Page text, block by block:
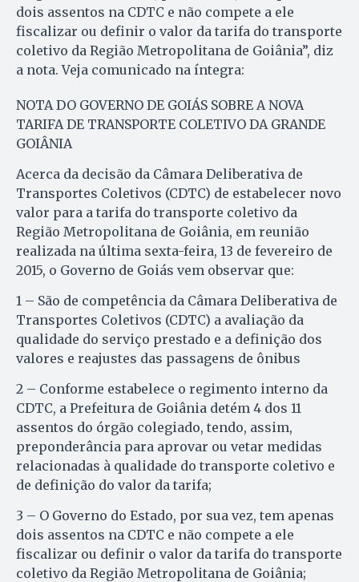
dois assentos na CDTC e não compete a ele
fiscalizar ou definir o valor da tarifa do transporte
coletivo da Região Metropolitana de Goiânia”, diz
a nota. Veja comunicado na íntegra:
NOTA DO GOVERNO DE GOIÁS SOBRE A NOVA
TARIFA DE TRANSPORTE COLETIVO DA GRANDE
GOIÂNIA
Acerca da decisão da Câmara Deliberativa de
Transportes Coletivos (CDTC) de estabelecer novo
valor para a tarifa do transporte coletivo da
Região Metropolitana de Goiânia, em reunião
realizada na última sexta-feira, 13 de fevereiro de
2015, o Governo de Goiás vem observar que:
1 – São de competência da Câmara Deliberativa de
Transportes Coletivos (CDTC) a avaliação da
qualidade do serviço prestado e a definição dos
valores e reajustes das passagens de ônibus
2 – Conforme estabelece o regimento interno da
CDTC, a Prefeitura de Goiânia detém 4 dos 11
assentos do órgão colegiado, tendo, assim,
preponderância para aprovar ou vetar medidas
relacionadas à qualidade do transporte coletivo e
de definição do valor da tarifa;
3 – O Governo do Estado, por sua vez, tem apenas
dois assentos na CDTC e não compete a ele
fiscalizar ou definir o valor da tarifa do transporte
coletivo da Região Metropolitana de Goiânia;